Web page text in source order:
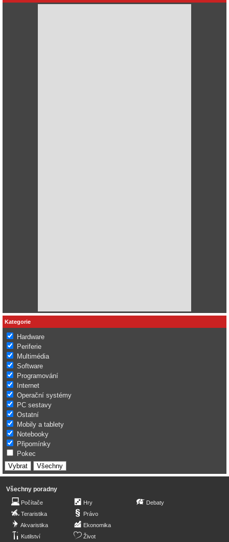
Kategorie
Hardware
Periferie
Multimédia
Software
Programování
Internet
Operační systémy
PC sestavy
Ostatní
Mobily a tablety
Notebooky
Připomínky
Pokec
Všechny poradny
Počítače
Teraristika
Akvaristika
Kutilství
Hry
Právo
Ekonomika
Život
Debaty